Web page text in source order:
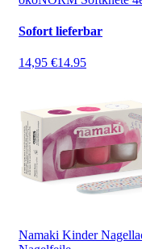
Sofort lieferbar
14,95 €14.95
Namaki Kinder